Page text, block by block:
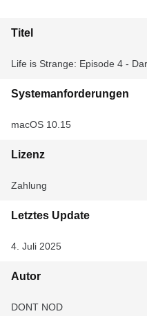
Titel
Life is Strange: Episode 4 -
Systemanforderungen
macOS 10.15
Lizenz
Zahlung
Letztes Update
4. Juli 2025
Autor
DONT NOD